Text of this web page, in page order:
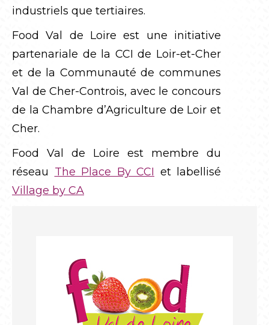
industriels que tertiaires.
Food Val de Loire est une initiative
partenariale de la CCI de Loir-et-Cher
et de la Communauté de communes
Val de Cher-Controis, avec le concours
de la Chambre d’Agriculture de Loir et
Cher.
Food Val de Loire est membre du
réseau The Place By CCI et labellisé
Village by CA